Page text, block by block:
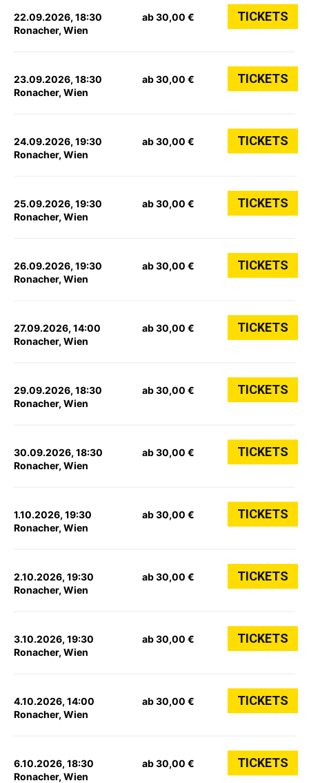
22.09.2026, 18:30
Ronacher, Wien
ab 30,00 € TICKETS
23.09.2026, 18:30
Ronacher, Wien
ab 30,00 € TICKETS
24.09.2026, 19:30
Ronacher, Wien
ab 30,00 € TICKETS
25.09.2026, 19:30
Ronacher, Wien
ab 30,00 € TICKETS
26.09.2026, 19:30
Ronacher, Wien
ab 30,00 € TICKETS
27.09.2026, 14:00
Ronacher, Wien
ab 30,00 € TICKETS
29.09.2026, 18:30
Ronacher, Wien
ab 30,00 € TICKETS
30.09.2026, 18:30
Ronacher, Wien
ab 30,00 € TICKETS
1.10.2026, 19:30
Ronacher, Wien
ab 30,00 € TICKETS
2.10.2026, 19:30
Ronacher, Wien
ab 30,00 € TICKETS
3.10.2026, 19:30
Ronacher, Wien
ab 30,00 € TICKETS
4.10.2026, 14:00
Ronacher, Wien
ab 30,00 € TICKETS
6.10.2026, 18:30
Ronacher, Wien
ab 30,00 € TICKETS